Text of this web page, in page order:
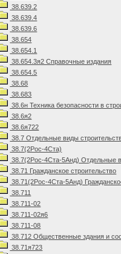
38.639.2
38.639.4
38.639.6
38.654
38.654.1
38.654.3я2 Справочные издания
38.654.5
38.68
38.683
38.6н Техника безопасности в
38.6я2
38.6я722
38.7 Отдельные виды
38.7(2Рос-4Ста)
38.7(2Рос-4Ста-5Анд) Отдельные
38.71 Гражданское строительство
38.71(2Рос-4Ста-5Анд)
38.711
38.711-02
38.711-02я6
38.711-08
38.712 Общественные здания и
38.71я723